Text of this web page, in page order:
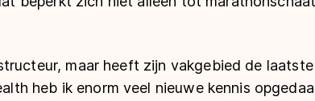
maar heeft zijn vakgebied de
heb ik enorm veel nieuwe kennis